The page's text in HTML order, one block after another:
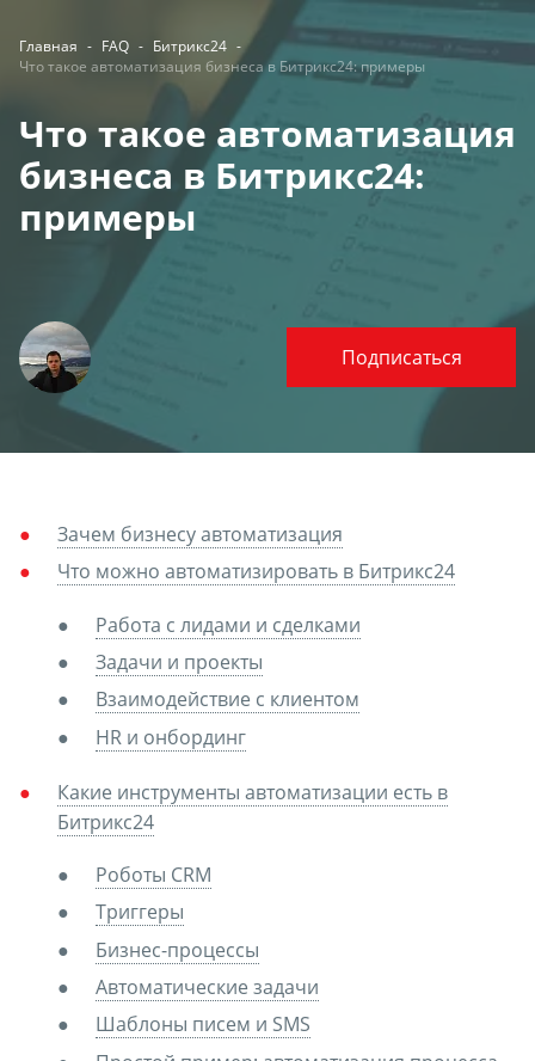
Главная - FAQ - Битрикс24 -
Что такое автоматизация бизнеса в Битрикс24: примеры
Что такое автоматизация
бизнеса в Битрикс24:
примеры
Подписаться
Зачем бизнесу автоматизация
Что можно автоматизировать в Битрикс24
Работа с лидами и сделками
Задачи и проекты
Взаимодействие с клиентом
HR и онбординг
Какие инструменты автоматизации есть в
Битрикс24
Роботы CRM
Триггеры
Бизнес-процессы
Автоматические задачи
Шаблоны писем и SMS